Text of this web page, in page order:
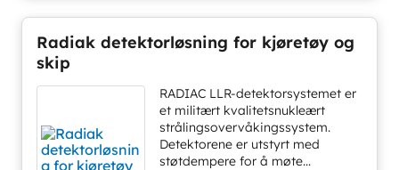
Radiak detektorløsning for kjøretøy og
skip
RADIAC LLR-detektorsystemet er
et militært kvalitetsnukleært
strålingsovervåkingssystem.
Detektorene er utstyrt med
støtdempere for å møte...